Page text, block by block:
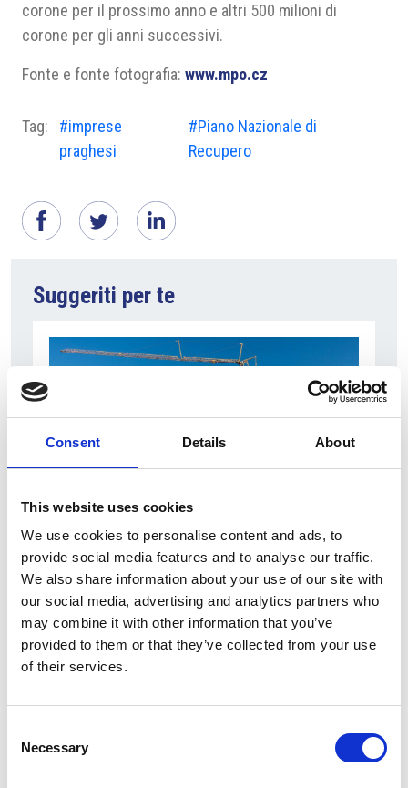
Consent Details About
This website uses cookies
We use cookies to personalise content and ads, to
provide social media features and to analyse our traffic.
We also share information about your use of our site with
our social media, advertising and analytics partners who
may combine it with other information that you’ve
provided to them or that they’ve collected from your use
of their services.
Selection
Necessary
corone per il prossimo anno e altri 500 milioni di
corone per gli anni successivi.
Fonte e fonte fotografia: www.mpo.cz
Tag:
#imprese
praghesi
#Piano Nazionale di
Recupero
Suggeriti per te
7 Agosto 2026
Nel primo semestre è aumentata fortemente la
costruzione di nuove abitazioni
Repubblica Ceca